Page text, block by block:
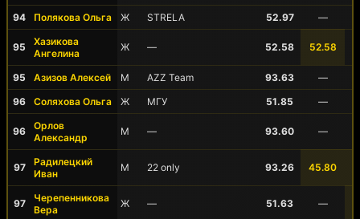
94 Полякова Ольга Ж STRELA 52.97 —
95
Хазикова
Ангелина
Ж — 52.58 52.58
95 Азизов Алексей М AZZ Team 93.63
—
96
Соляхова Ольга Ж МГУ 51.85 —
96
Орлов
Александр
М — 93.60 —
97
Радилецкий
Иван
М 22 only 93.26 45.80
97
Черепенникова
Вера
Ж — 51.63 —